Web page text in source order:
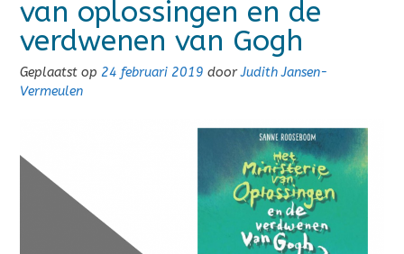
van oplossingen en de
verdwenen van Gogh
Geplaatst op 24 februari 2019 doorJudith Jansen-
Vermeulen